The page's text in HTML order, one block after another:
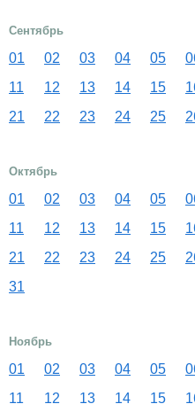
Сентябрь
01 02 03 04 05
11
12 13 14 15
21
22 23 24 25
Октябрь
01 02 03 04 05
11
12 13 14 15
21
22 23 24 25
31
Ноябрь
01 02 03 04 05
11
12 13 14 15